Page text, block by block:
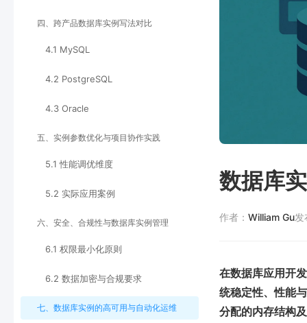
四、跨产品数据库实例写法对比
4.1 MySQL
4.2 PostgreSQL
4.3 Oracle
五、实例参数优化与项目协作实践
5.1 性能调优维度
5.2 实际应用案例
六、安全、合规性与数据库实例管理
6.1 权限最小化原则
6.2 数据加密与合规要求
七、数据库实例的高可用与自动化运维
数据库
作者： William Gu发
在数据库应用开
统稳定性、性能
分配的内存结构